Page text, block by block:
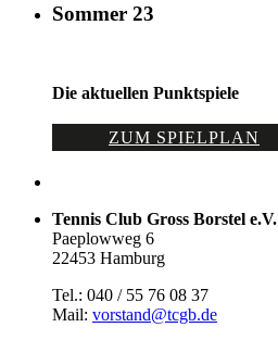
Sommer 23
Die aktuellen Punktspiele
ZUM SPIELPLAN
Tennis Club Gross Borstel e.V.
Paeplowweg 6
22453 Hamburg
Tel.: 040 / 55 76 08 37
Mail: vorstand@tcgb.de